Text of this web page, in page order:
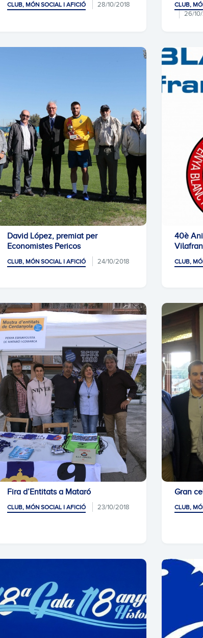
CLUB, MÓN SOCIAL I AFICIÓ 28/10/2018 CLUB,
26/
David López, premiat per
Economistes Pericos
CLUB, MÓN SOCIAL I AFICIÓ 24/10/2018
40è
CLUB,
Fira d’Entitats a Mataró
CLUB, MÓN SOCIAL I AFICIÓ 23/10/2018
Gran
CLUB,